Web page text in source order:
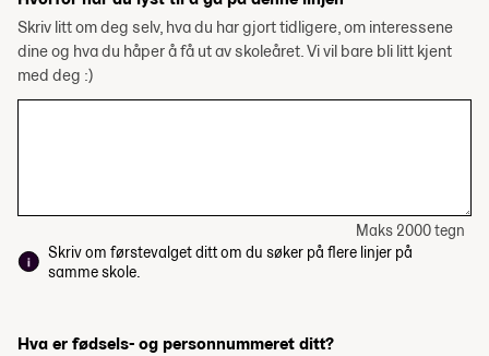
Skriv litt om deg selv, hva du har gjort tidligere, om interessene
dine og hva du håper å få ut av skoleåret. Vi vil bare bli litt kjent
med deg :)
Maks 2000 tegn
Skriv om førstevalget ditt om du søker på flere linjer på
samme skole.
Hva er fødsels- og personnummeret ditt?